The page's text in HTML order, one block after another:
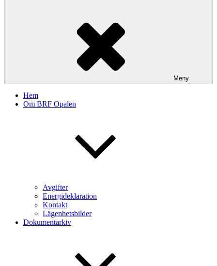
Meny
Hem
Om BRF Opalen
Avgifter
Energideklaration
Kontakt
Lägenhetsbilder
Dokumentarkiv